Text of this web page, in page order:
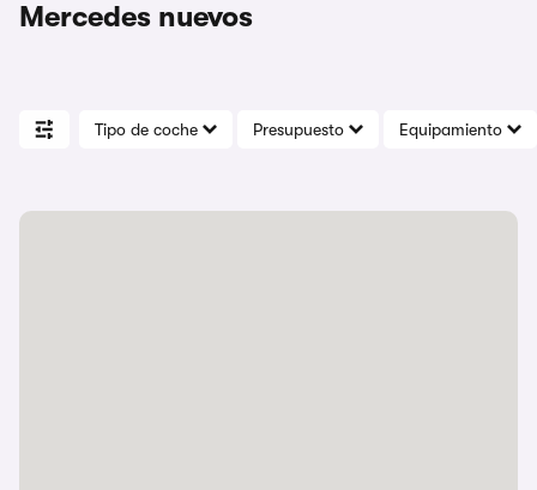
Mercedes nuevos
Tipo de coche Presupuesto Equipamiento